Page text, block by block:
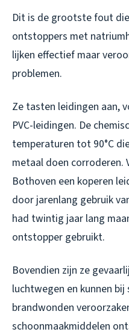
Dit is de grootste fout
ontstoppers met
lijken effectief maar
problemen.
Ze tasten leidingen aan,
PVC-leidingen. De
temperaturen tot 90°C
metaal doen corroderen.
Bothoven een koperen
door jarenlang gebruik
had twintig jaar lang
ontstopper gebruikt.
Bovendien zijn ze
luchtwegen en kunnen
brandwonden
schoonmaakmiddelen